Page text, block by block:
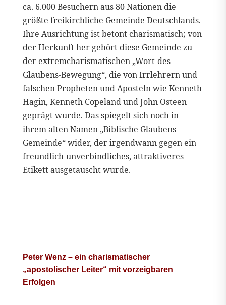
ca. 6.000 Besuchern aus 80 Nationen die
größte freikirchliche Gemeinde Deutschlands.
Ihre Ausrichtung ist betont charismatisch; von
der Herkunft her gehört diese Gemeinde zu
der extremcharismatischen „Wort-des-
Glaubens-Bewegung“, die von Irrlehrern und
falschen Propheten und Aposteln wie Kenneth
Hagin, Kenneth Copeland und John Osteen
geprägt wurde. Das spiegelt sich noch in
ihrem alten Namen „Biblische Glaubens-
Gemeinde“ wider, der irgendwann gegen ein
freundlich-unverbindliches, attraktiveres
Etikett ausgetauscht wurde.
Peter Wenz – ein charismatischer
„apostolischer Leiter“ mit vorzeigbaren
Erfolgen